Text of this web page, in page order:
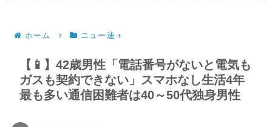
ホーム ニュー速＋
【📱】42歳男性「電話番号がないと電気も
ガスも契約できない」スマホなし生活4年
最も多い通信困難者は40～50代独身男性